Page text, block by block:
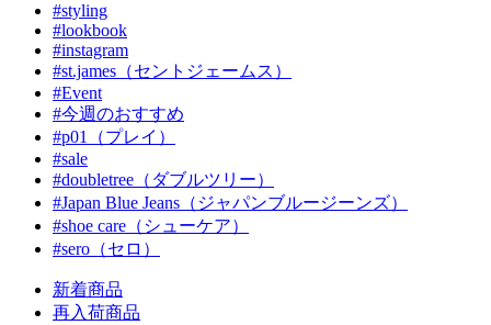
#styling
#lookbook
#instagram
#st.james（セントジェームス）
#Event
#今週のおすすめ
#p01（プレイ）
#sale
#doubletree（ダブルツリー）
#Japan Blue Jeans（ジャパンブルージーンズ）
#shoe care（シューケア）
#sero（セロ）
新着商品
再入荷商品